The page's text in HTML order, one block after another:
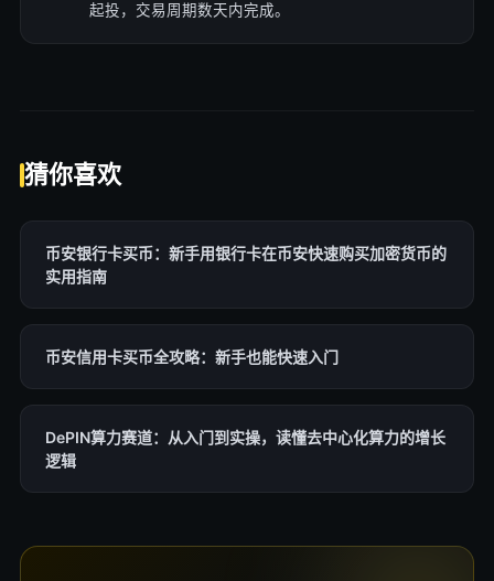
起投，交易周期数天内完成。
猜你喜欢
币安银行卡买币：新手用银行卡在币安快速购买加密货币的
实用指南
币安信用卡买币全攻略：新手也能快速入门
DePIN算力赛道：从入门到实操，读懂去中心化算力的增长
逻辑